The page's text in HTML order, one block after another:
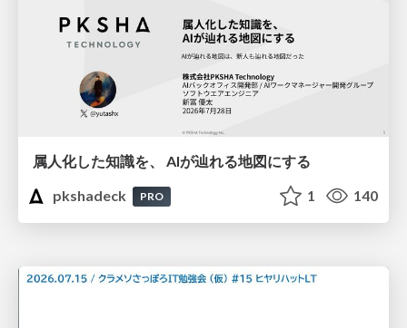
属人化した知識を、 AIが辿れる地図にする
pkshadeck
PRO 1 140